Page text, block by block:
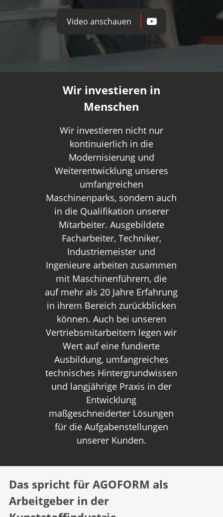
Video anschauen
Wir investieren in
Menschen
Wir investieren nicht nur
kontinuierlich in die
Modernisierung und
Weiterentwicklung unseres
umfangreichen
Maschinenparks, sondern auch
in die Qualifikation unserer
Mitarbeiter. Ausgebildete
Facharbeiter, Techniker,
Industriemeister und
Ingenieure arbeiten zusammen
mit Maschinenführern, die
auf mehr als 20 Jahre Erfahrung
in ihrem Bereich zurückblicken
können. Auch bei unseren
Vertriebsmitarbeitern legen wir
Wert auf eine fundierte
Ausbildung, umfangreiches
technisches Hintergrundwissen
und langjährige Praxis in der
Entwicklung
maßgeschneiderter Lösungen
für die Aufgabenstellungen
unserer Kunden.
Das spricht für AGOFORM als
Arbeitgeber in der